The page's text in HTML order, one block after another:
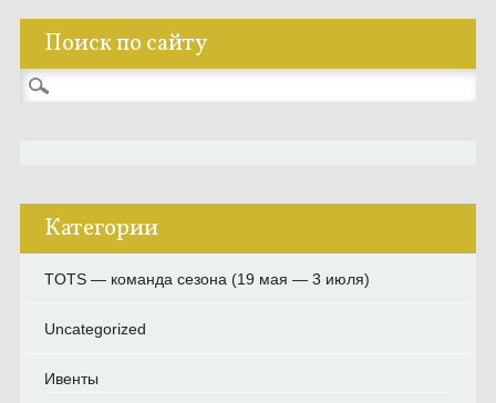
Поиск по сайту
Найти:
Категории
TOTS — команда сезона (19 мая — 3 июля)
Uncategorized
Ивенты